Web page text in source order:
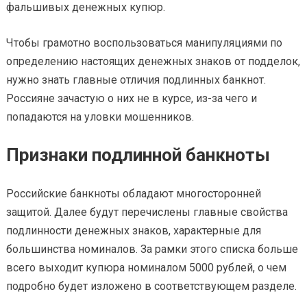
фальшивых денежных купюр.
Чтобы грамотно воспользоваться манипуляциями по
определению настоящих денежных знаков от подделок,
нужно знать главные отличия подлинных банкнот.
Россияне зачастую о них не в курсе, из-за чего и
попадаются на уловки мошенников.
Признаки подлинной банкноты
Российские банкноты обладают многосторонней
защитой. Далее будут перечислены главные свойства
подлинности денежных знаков, характерные для
большинства номиналов. За рамки этого списка больше
всего выходит купюра номиналом 5000 рублей, о чем
подробно будет изложено в соответствующем разделе.